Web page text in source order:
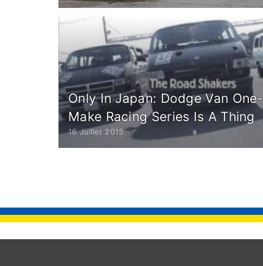
Only In Japan: Dodge Van One-
Make Racing Series Is A Thing
16 Juillet 2015